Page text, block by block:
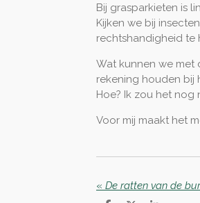
Bij grasparkieten is
Kijken we bij
rechtshandigheid te
Wat kunnen we met
rekening houden bij
Hoe? Ik zou het nog
Voor mij maakt het
« De ratten van de